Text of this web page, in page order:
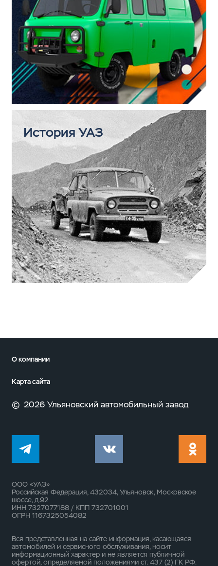
История УАЗ
О компании
Карта сайта
© 2026 Ульяновский автомобильный завод
ООО «УАЗ»
Российская Федерация, 432034, Ульяновск, Московское
шоссе, д.92
ИНН 7327077188 / КПП 732701001
ОГРН 1167325054082
Вся представленная на сайте информация, касающаяся
автомобилей и сервисного обслуживания, носит
информационный характер и не является публичной
офертой, определяемой положениями ст. 437 (2) ГК РФ.